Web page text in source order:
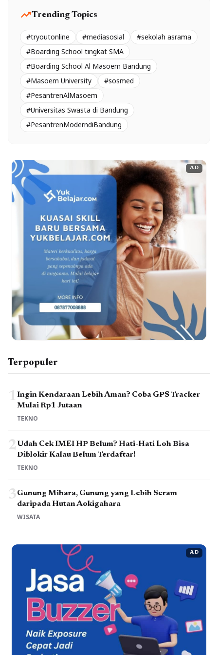
trending_upTrending Topics
#tryoutonline #mediasosial
#sekolah asrama
#Boarding School tingkat SMA
#Boarding School Al Masoem Bandung
#Masoem University
#sosmed
#PesantrenAlMasoem
#Universitas Swasta di Bandung
#PesantrenModerndiBandung
AD
Terpopuler
1Ingin Kendaraan Lebih Aman? Coba GPS Tracker
Mulai Rp1 Jutaan
TEKNO
2Udah Cek IMEI HP Belum? Hati-Hati Loh Bisa
Diblokir Kalau Belum Terdaftar!
TEKNO
3Gunung Mihara, Gunung yang Lebih Seram
daripada Hutan Aokigahara
WISATA
AD